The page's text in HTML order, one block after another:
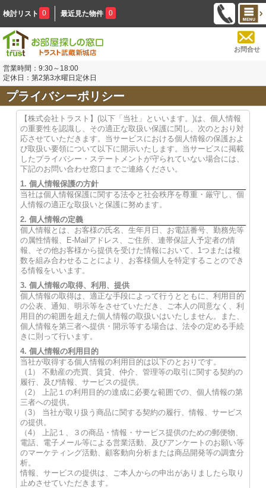
検討リスト 0 最近見た物件 0
お問合せ
営業時間：9:30～18:00
定休日：第2第3水曜日定休日
プライバシーポリシー
【株式会社トラスト】(以下「当社」といいます。)は、個人情報
の重要性を認識し、その適正な取扱い保護に関し、次のとおり対
応させていただきます。当サービスにおける個人情報の保護およ
び取扱い要領について以下に開示いたします。当サービスに掲載
したプライバシー・ステートメントが守られていない場合には、
下記のお問い合わせ窓口までご連絡ください。
1. 個人情報保護の方針
当社は個人情報保護に関する法令と社会秩序を尊重・厳守し、個
人情報の適正な取扱いと保護に努めます。
2. 個人情報の定義
個人情報とは、お客様の氏名、生年月日、お電話番号、勤務先等
の属性情報、E-Mailアドレス、ご住所、連帯保証人予定者の情
報、その他お客様から提供を受けた情報において、1つまたは複
数を組み合わせることにより、お客様個人を特定することのでき
る情報をいいます。
3. 個人情報の取得、利用、提供
個人情報の取得は、適正な手段によって行うとともに、利用目的
の公表、通知、明示等をさせていただき、ご本人の同意なく、利
用目的の範囲を超えた個人情報の取扱いはいたしません。また、
個人情報を第三者へ提供・開示等する場合は、法令の定める手続
きに則って行います。
4. 個人情報の利用目的
当社が取得する個人情報の利用目的は以下のとおりです。
（1） 不動産の売買、賃貸、仲介、管理等の取引に関する契約の
履行、及び情報、サービスの提供。
（2） 上記１の利用目的の達成に必要な範囲での、個人情報の第
三者への提供。
（3） 当社が取り扱う商品に関する契約の履行、情報、サービス
の提供。
（4） 上記１、３の商品・情報・サービス提供のための郵便物、
電話、電子メール等による営業活動、及びアンケートのお願い等
のマーケティング活動、顧客動向分析または商品開発等の調査分
析。
情報、サービスの提供は、ご本人からの申出がありましたら取り
止めさせていただきます。